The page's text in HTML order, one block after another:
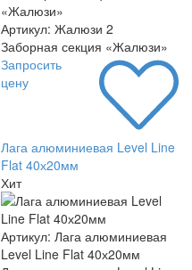
Артикул: Жалюзи 2
Заборная секция «Жалюзи»
Запросить
цену
Лага алюминиевая Level Line
Flat 40х20мм
Хит
Артикул: Лага алюминиевая
Level Line Flat 40х20мм